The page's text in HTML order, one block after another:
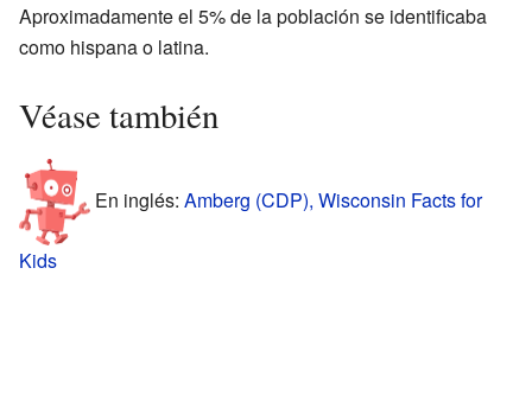
Aproximadamente el 5% de la población se identificaba
como hispana o latina.
Véase también
En inglés: Amberg (CDP), Wisconsin Facts for
Kids